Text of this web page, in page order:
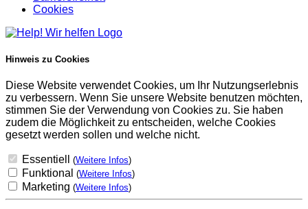
Cookies
Hinweis zu Cookies
Diese Website verwendet Cookies, um Ihr Nutzungserlebnis
zu verbessern. Wenn Sie unsere Website benutzen möchten,
stimmen Sie der Verwendung von Cookies zu. Sie haben
zudem die Möglichkeit zu entscheiden, welche Cookies
gesetzt werden sollen und welche nicht.
Essentiell (Weitere Infos)
Funktional (Weitere Infos)
Marketing (Weitere Infos)